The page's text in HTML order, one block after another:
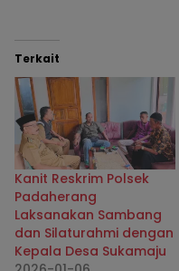
Terkait
Kanit Reskrim Polsek
Padaherang
Laksanakan Sambang
dan Silaturahmi dengan
Kepala Desa Sukamaju